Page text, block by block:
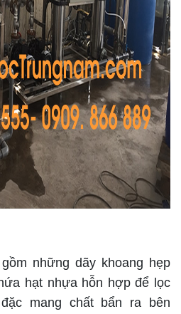
những dãy khoang hẹp
hạt nhựa hỗn hợp để lọc
mang chất bẩn ra bên